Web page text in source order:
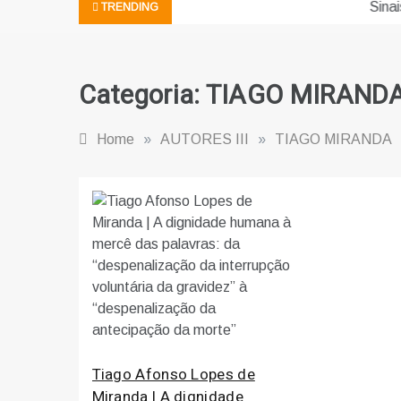
TRENDING Sinais | 53 | Como vai evoluir a IA?
Categoria:TIAGO
Home » AUTORES III » TIAGO MIRANDA
Tiago Afonso Lopes de